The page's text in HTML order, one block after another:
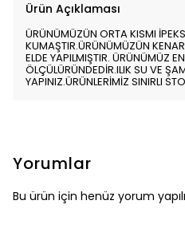
Ürün Açıklaması
ÜRÜNÜMÜZÜN ORTA KISMI
KUMAŞTIR.ÜRÜNÜMÜZÜN
ELDE YAPILMIŞTIR. ÜRÜNÜMÜZ
ÖLÇÜLÜRÜNDEDİR.ILIK SU VE
YAPINIZ.ÜRÜNLERİMİZ SINIRLI
Yorumlar
Bu ürün için henüz yorum